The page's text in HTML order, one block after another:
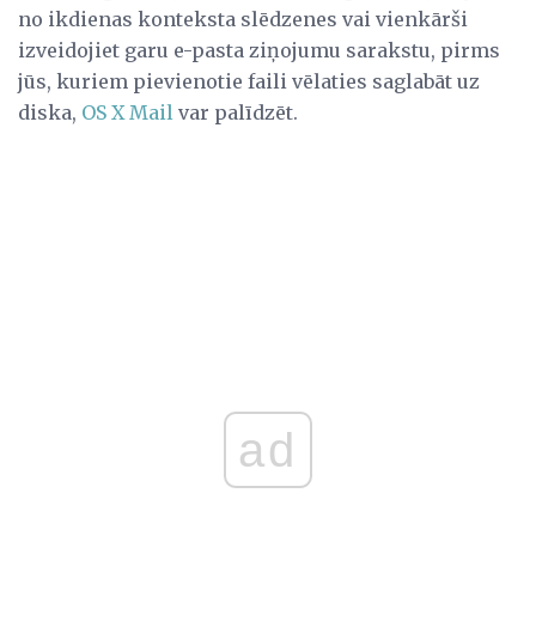
no ikdienas konteksta slēdzenes vai vienkārši
izveidojiet garu e-pasta ziņojumu sarakstu, pirms
jūs, kuriem pievienotie faili vēlaties saglabāt uz
diska, OS X Mail var palīdzēt.
ad